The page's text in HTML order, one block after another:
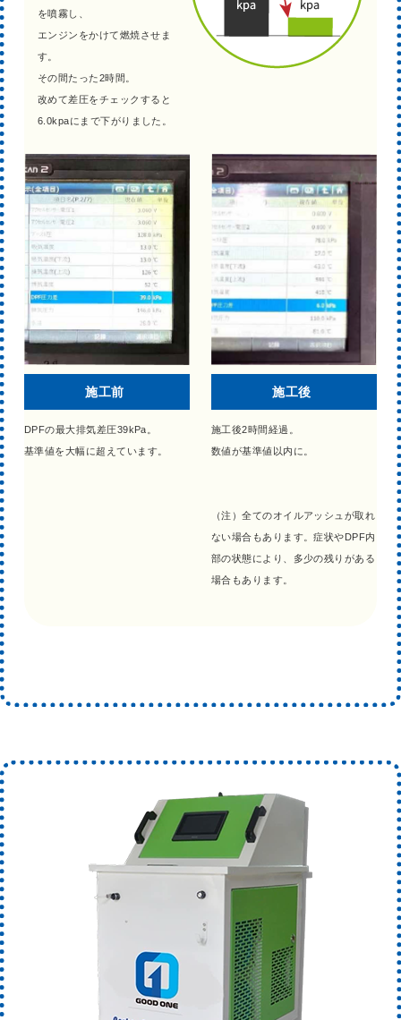
を噴霧し、
エンジンをかけて燃焼させま
す。
その間たった2時間。
改めて差圧をチェックすると
6.0kpaにまで下がりました。
施工前
DPFの最大排気差圧39kPa。
基準値を大幅に超えています。
施工後
施工後2時間経過。
数値が基準値以内に。
（注）全てのオイルアッシュが取れ
ない場合もあります。症状やDPF内
部の状態により、多少の残りがある
場合もあります。